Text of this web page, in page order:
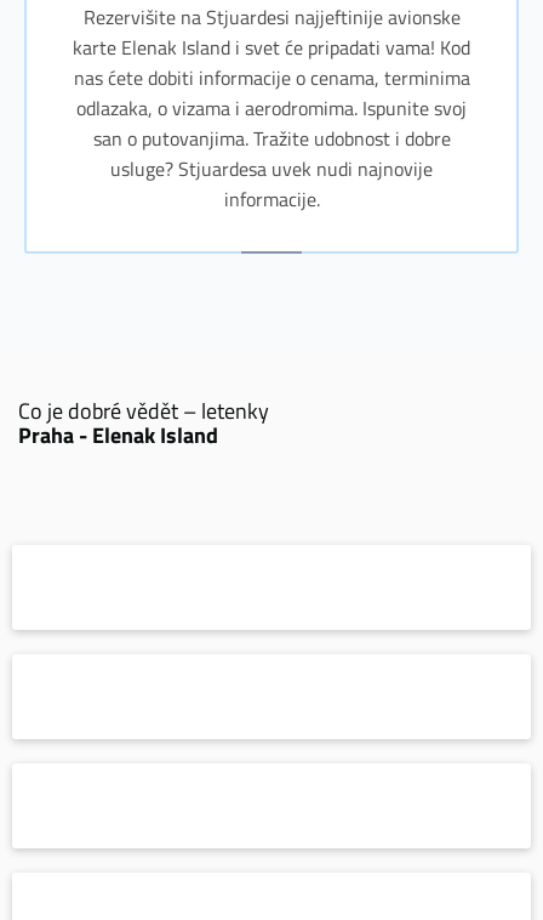
Rezervišite na Stjuardesi najjeftinije avionske
karte Elenak Island i svet će pripadati vama! Kod
nas ćete dobiti informacije o cenama, terminima
odlazaka, o vizama i aerodromima. Ispunite svoj
san o putovanjima. Tražite udobnost i dobre
usluge? Stjuardesa uvek nudi najnovije
informacije.
Co je dobré vědět – letenky
Praha - Elenak Island